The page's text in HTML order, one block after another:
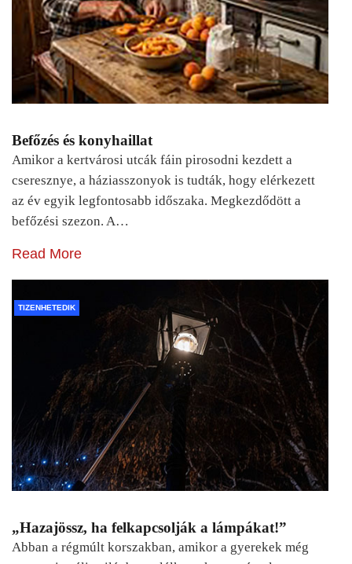
Befőzés és konyhaillat
Amikor a kertvárosi utcák fáin pirosodni kezdett a
cseresznye, a háziasszonyok is tudták, hogy elérkezett
az év egyik legfontosabb időszaka. Megkezdődött a
befőzési szezon. A…
Read More
TIZENHETEDIK
„Hazajössz, ha felkapcsolják a lámpákat!”
Abban a régmúlt korszakban, amikor a gyerekek még